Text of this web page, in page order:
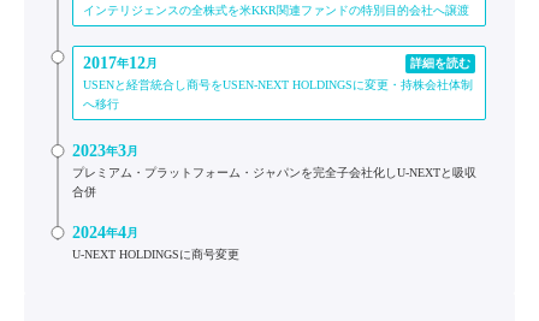
インテリジェンスの全株式を米KKR関連ファンドの特別目的会社へ譲渡
2017年12月
詳細を読む
USENと経営統合し商号をUSEN-NEXT HOLDINGSに変更・持株会社体制
へ移行
2023年3月
プレミアム・プラットフォーム・ジャパンを完全子会社化しU-NEXTと吸収
合併
2024年4月
U-NEXT HOLDINGSに商号変更